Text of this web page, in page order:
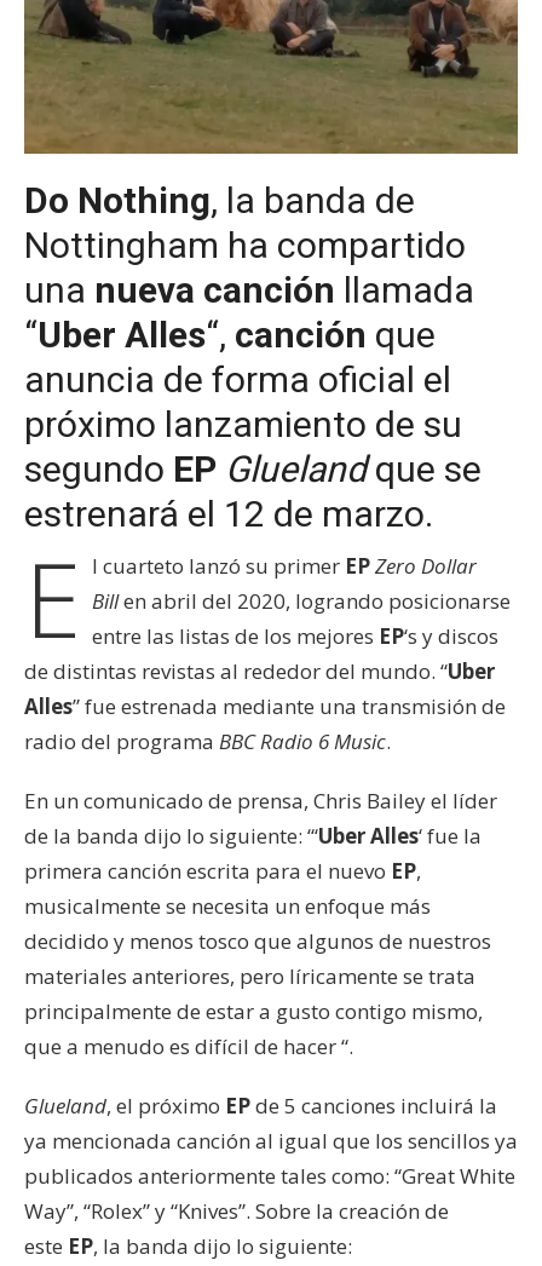
Do Nothing, la banda de
Nottingham ha compartido
una nueva canción llamada
“Uber Alles“, canción que
anuncia de forma oficial el
próximo lanzamiento de su
segundo EP Gluelandque se
estrenará el 12 de marzo.
E l cuarteto lanzó su primerEPZero Dollar
Billen abril del 2020, logrando posicionarse
entre las listas de los mejores EP‘s y discos
de distintas revistas al rededor del mundo. “Uber
Alles” fue estrenada mediante una transmisión de
radio del programa BBC Radio 6 Music.
En un comunicado de prensa, Chris Bailey el líder
de la banda dijo lo siguiente: “‘Uber Alles‘ fue la
primera canción escrita para el nuevo EP,
musicalmente se necesita un enfoque más
decidido y menos tosco que algunos de nuestros
materiales anteriores, pero líricamente se trata
principalmente de estar a gusto contigo mismo,
que a menudo es difícil de hacer “.
Glueland, el próximo EPde 5 canciones incluirá la
ya mencionada canción al igual que los sencillos ya
publicados anteriormente tales como: “Great White
Way”, “Rolex” y “Knives”. Sobre la creación de
este EP, la banda dijo lo siguiente: